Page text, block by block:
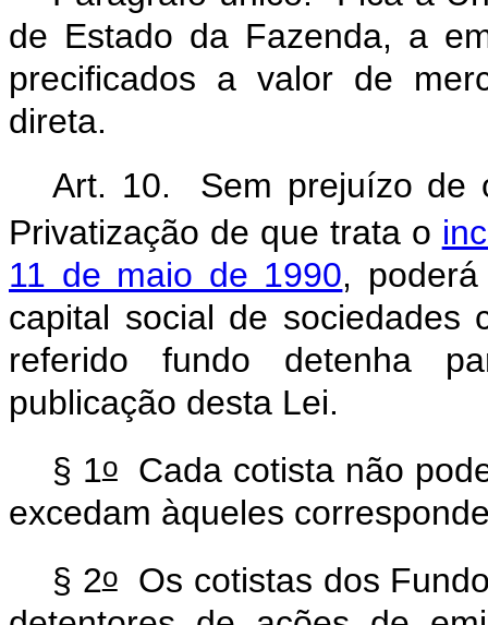
de Estado da Fazenda, a
precificados a valor de
direta.
Art. 10. Sem prejuízo de
Privatização de que trata o
11 de maio de 1990,
capital social de sociedades
referido fundo detenha
publicação desta Lei.
§ 1oCada cotista não
excedam àqueles
§ 2oOs cotistas dos